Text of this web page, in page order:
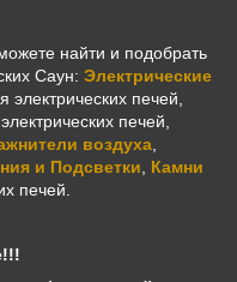
найти и подобрать
Саун: Электрические
электрических печей,
печей,
воздуха
и Подсветки
Камни
печей.